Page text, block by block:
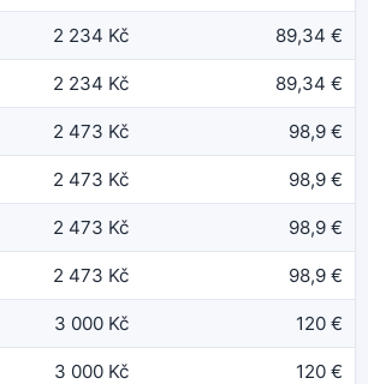
2 234 Kč 89,34 €
2 234 Kč 89,34 €
2 473 Kč 98,9 €
2 473 Kč 98,9 €
2 473 Kč 98,9 €
2 473 Kč 98,9 €
3 000 Kč 120 €
3 000 Kč 120 €